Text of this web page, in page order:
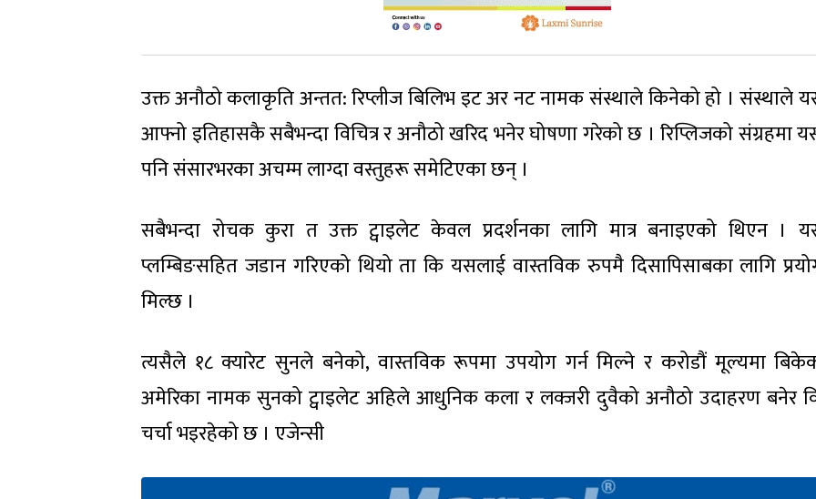
उक्त अनौठो कलाकृति अन्तत: रिप्लीज बिलिभ इट अर नट नामक संस्थाले किनेको हो । संस्थाले
आफ्नो इतिहासकै सबैभन्दा विचित्र र अनौठो खरिद भनेर घोषणा गरेको छ । रिप्लिजको संग्रहमा
पनि संसारभरका अचम्म लाग्दा वस्तुहरू समेटिएका छन् ।
सबैभन्दा रोचक कुरा त उक्त ट्वाइलेट केवल प्रदर्शनका लागि मात्र बनाइएको थिएन ।
प्लम्बिङसहित जडान गरिएको थियो ता कि यसलाई वास्तविक रुपमै दिसापिसाबका लागि
मिल्छ ।
त्यसैले १८ क्यारेट सुनले बनेको, वास्तविक रूपमा उपयोग गर्न मिल्ने र करोडौं मूल्यमा
अमेरिका नामक सुनको ट्वाइलेट अहिले आधुनिक कला र लक्जरी दुवैको अनौठो उदाहरण बनेर
चर्चा भइरहेको छ । एजेन्सी